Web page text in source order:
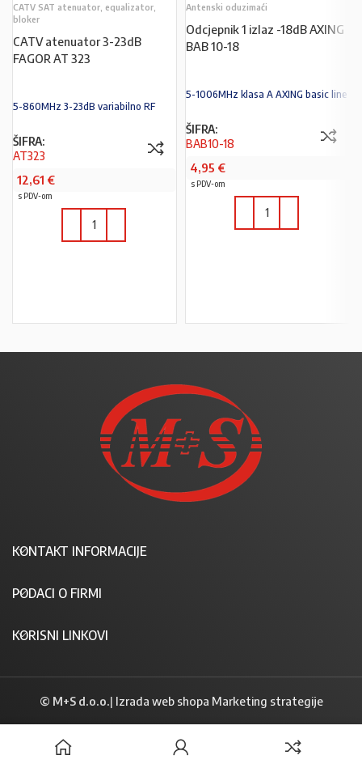
CATV SAT atenuator, equalizator,
bloker
CATV atenuator 3-23dB
FAGOR AT 323
5-860MHz 3-23dB variabilno RF
ŠIFRA:
AT323
12,61 €
s PDV-om
Antenski oduzimaći
Odcjepnik 1 izlaz -18dB AXING
BAB 10-18
5-1006MHz klasa A AXING basic line
ŠIFRA:
BAB10-18
4,95 €
s PDV-om
KONTAKT INFORMACIJE
PODACI O FIRMI
KORISNI LINKOVI
© M+S d.o.o.| Izrada web shopa Marketing strategije